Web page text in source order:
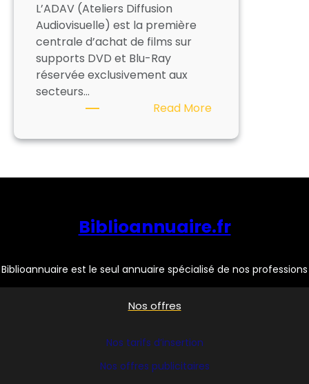
L’ADAV (Ateliers Diffusion
Audiovisuelle) est la première
centrale d’achat de films sur
supports DVD et Blu-Ray
réservée exclusivement aux
secteurs…
Read More:
Biblioannuaire.fr
Biblioannuaire est le seul annuaire spécialisé de nos professions
Nos offres
Nos tarifs d’insertion
Nos offres publicitaires